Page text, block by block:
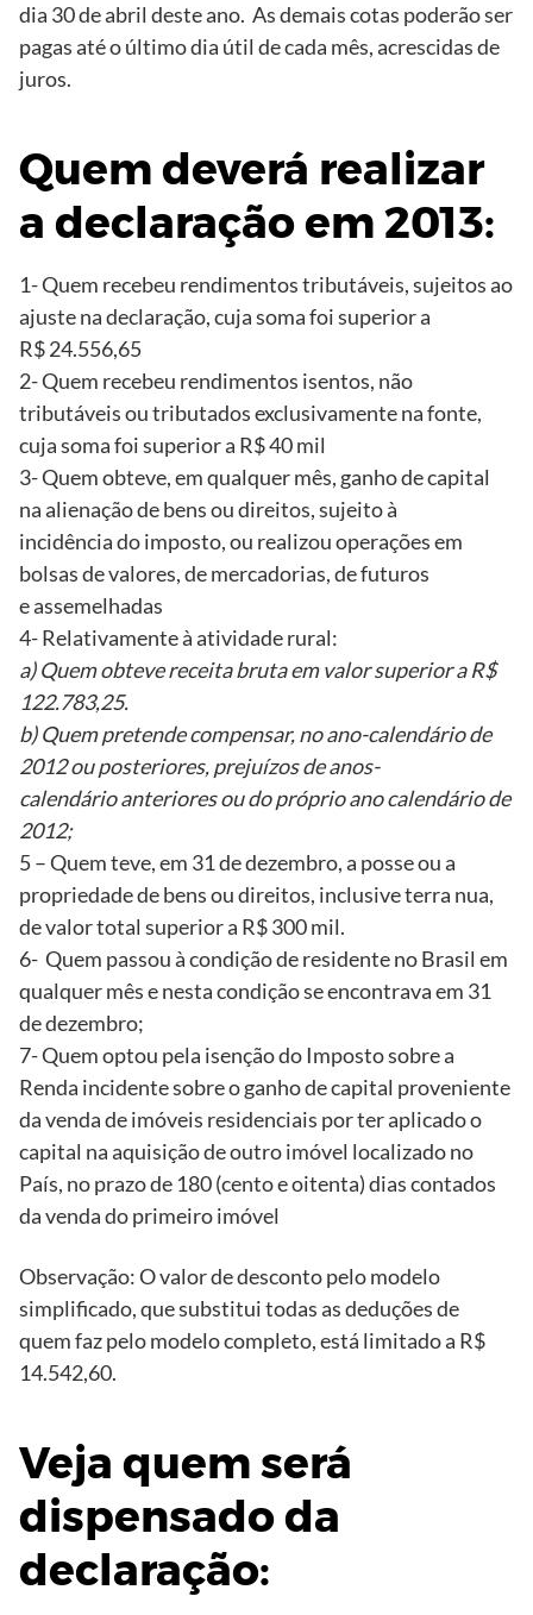
dia 30 de abril deste ano. As demais cotas poderão ser
pagas até o último dia útil de cada mês, acrescidas de
juros.
Quem deverá realizar
a declaração em 2013:
1- Quem recebeu rendimentos tributáveis, sujeitos ao
ajuste na declaração, cuja soma foi superior a
R$ 24.556,65
2- Quem recebeu rendimentos isentos, não
tributáveis ou tributados exclusivamente na fonte,
cuja soma foi superior a R$ 40 mil
3- Quem obteve, em qualquer mês, ganho de capital
na alienação de bens ou direitos, sujeito à
incidência do imposto, ou realizou operações em
bolsas de valores, de mercadorias, de futuros
e assemelhadas
4- Relativamente à atividade rural:
a) Quem obteve receita bruta em valor superior a R$
122.783,25.
b) Quem pretende compensar, no ano-calendário de
2012 ou posteriores, prejuízos de anos-
calendário anteriores ou do próprio ano calendário de
2012;
5 – Quem teve, em 31 de dezembro, a posse ou a
propriedade de bens ou direitos, inclusive terra nua,
de valor total superior a R$ 300 mil.
6- Quem passou à condição de residente no Brasil em
qualquer mês e nesta condição se encontrava em 31
de dezembro;
7- Quem optou pela isenção do Imposto sobre a
Renda incidente sobre o ganho de capital proveniente
da venda de imóveis residenciais por ter aplicado o
capital na aquisição de outro imóvel localizado no
País, no prazo de 180 (cento e oitenta) dias contados
da venda do primeiro imóvel
Observação: O valor de desconto pelo modelo
simplificado, que substitui todas as deduções de
quem faz pelo modelo completo, está limitado a R$
14.542,60.
Veja quem será
dispensado da
declaração: